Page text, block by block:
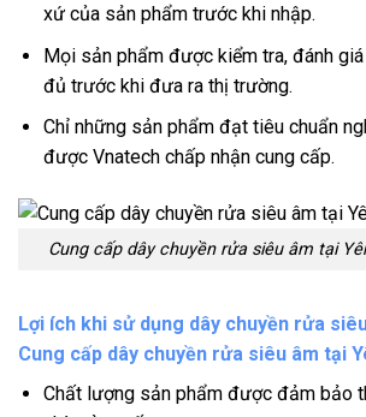
xứ của sản phẩm trước khi nhập.
Mọi sản phẩm được kiểm tra, đánh
đủ trước khi đưa ra thị trường.
Chỉ những sản phẩm đạt tiêu chuẩn
được Vnatech chấp nhận cung cấp.
Cung cấp dây chuyền rửa siêu âm tại
Lợi ích khi sử dụng dây chuyền rửa
Cung cấp dây chuyền rửa siêu âm tại
Chất lượng sản phẩm được đảm bảo